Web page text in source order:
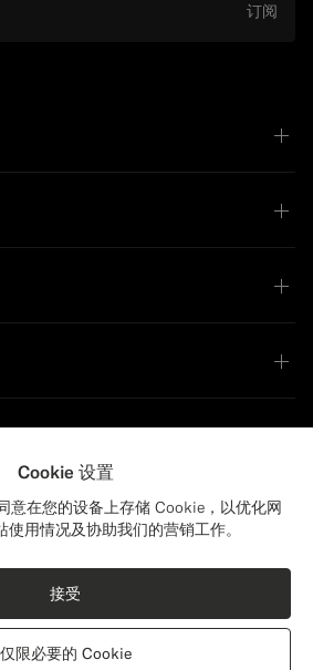
订阅
配送：美国？
查看与您相关的产品和内容。
美国(USD)
Cookie 设置
意在您的设备上存储 Cookie，以优化网
用情况及协助我们的营销工作。
仅限必要的 Cookie
接受